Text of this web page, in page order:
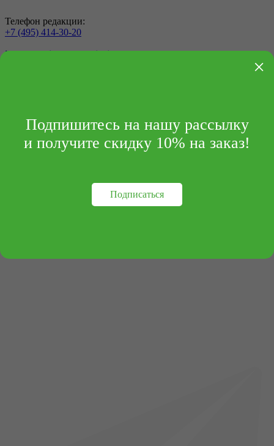
Телефон редакции:
+7 (495) 414-30-20
info@archipelag-publishing.ru
×
Подпишитесь на нашу рассылку
и получите скидку 10% на заказ!
Подписаться